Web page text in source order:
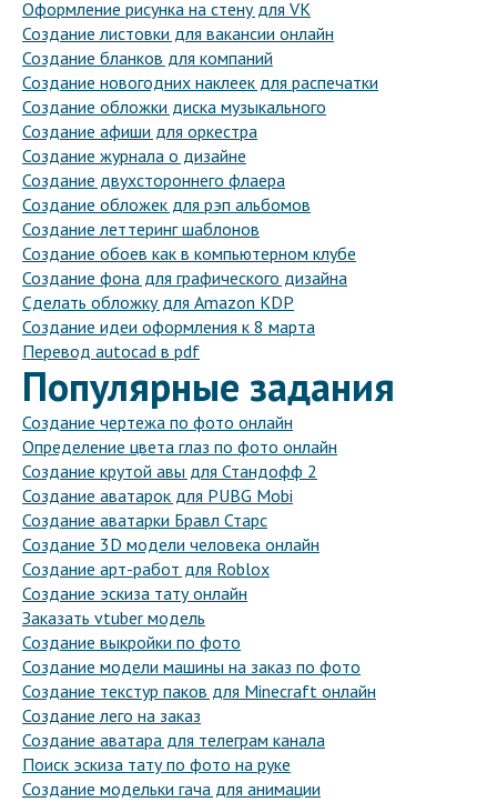
Оформление рисунка на стену для VK
Создание листовки для вакансии онлайн
Создание бланков для компаний
Создание новогодних наклеек для распечатки
Создание обложки диска музыкального
Создание афиши для оркестра
Создание журнала о дизайне
Создание двухстороннего флаера
Создание обложек для рэп альбомов
Создание леттеринг шаблонов
Создание обоев как в компьютерном клубе
Создание фона для графического дизайна
Сделать обложку для Amazon KDP
Создание идеи оформления к 8 марта
Перевод autocad в pdf
Популярные задания
Создание чертежа по фото онлайн
Определение цвета глаз по фото онлайн
Создание крутой авы для Стандофф 2
Создание аватарок для PUBG Mobi
Создание аватарки Бравл Старс
Создание 3D модели человека онлайн
Создание арт-работ для Roblox
Создание эскиза тату онлайн
Заказать vtuber модель
Создание выкройки по фото
Создание модели машины на заказ по фото
Создание текстур паков для Minecraft онлайн
Создание лего на заказ
Создание аватара для телеграм канала
Поиск эскиза тату по фото на руке
Создание модельки гача для анимации